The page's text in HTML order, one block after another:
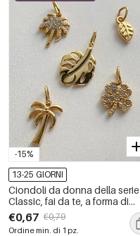
-15%
13-25 GIORNI
Ciondoli da donna della serie
Classic, fai da te, a forma di
foglia, in acciaio inossidabile,
impermeabili, colore oro.
€0,67 €0,79
Ordine min. di 1 pz.